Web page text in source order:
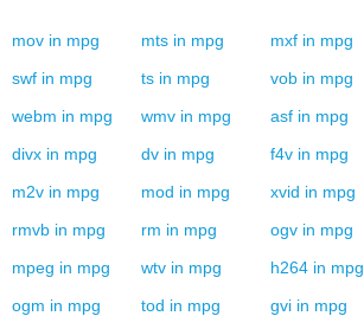
mov in mpg mts in mpg mxf in mpg
swf in mpg ts in mpg vob in mpg
webm in mpg wmv in mpg asf in mpg
divx in mpg dv in mpg f4v in mpg
m2v in mpg mod in mpg xvid in mpg
rmvb in mpg rm in mpg ogv in mpg
mpeg in mpg wtv in mpg h264 in mpg
ogm in mpg tod in mpg gvi in mpg